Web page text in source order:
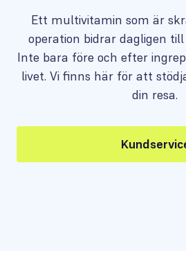
Ett multivitamin som är
operation bidrar dagligen
Inte bara före och efter
livet. Vi finns här för att
din resa.